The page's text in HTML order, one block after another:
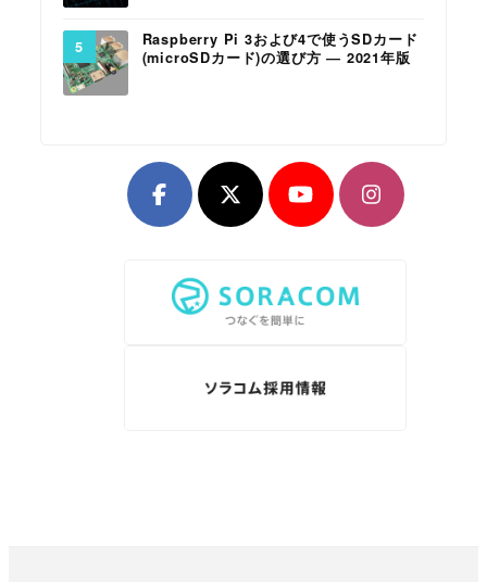
Raspberry Pi 3および4で使うSDカード
(microSDカード)の選び方 ― 2021年版